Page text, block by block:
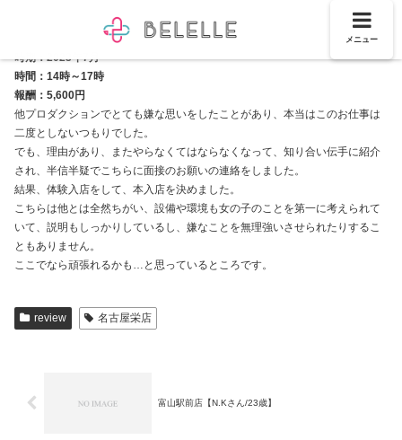
時期：2023年7月
時間：14時～17時
報酬：5,600円
他プロダクションでとても嫌な思いをしたことがあり、本当はこのお仕事は
二度としないつもりでした。
でも、理由があり、またやらなくてはならなくなって、知り合い伝手に紹介
され、半信半疑でこちらに面接のお願いの連絡をしました。
結果、体験入店をして、本入店を決めました。
こちらは他とは全然ちがい、設備や環境も女の子のことを第一に考えられて
いて、説明もしっかりしているし、嫌なことを無理強いさせられたりするこ
ともありません。
ここでなら頑張れるかも…と思っているところです。
review 名古屋栄店
富山駅前店【N.Kさん/23歳】
メニュー